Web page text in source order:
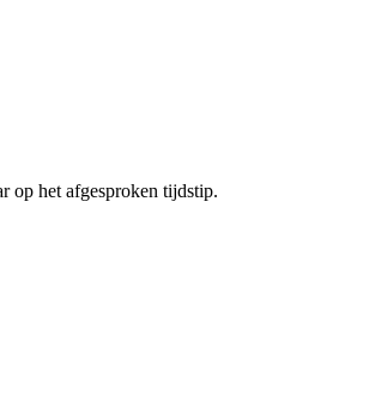
op het afgesproken tijdstip.